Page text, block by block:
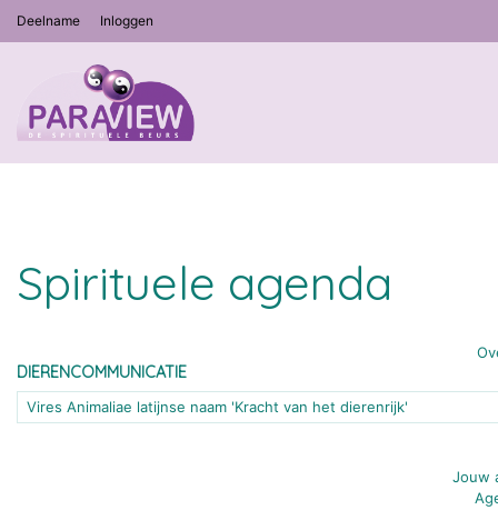
Deelname Inloggen
Spirituele agenda
DIERENCOMMUNICATIE
Vires Animaliae latijnse naam 'Kracht van het dierenrijk'
Jouw